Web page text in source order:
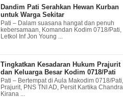
Dandim Pati Serahkan Hewan Kurban
untuk Warga Sekitar
Pati – Dalam suasana hangat dan penuh
kebersamaan, Komandan Kodim 0718/Pati,
Letkol Inf Jon Young ...
Tingkatkan Kesadaran Hukum Prajurit
dan Keluarga Besar Kodim 0718/Pati
Pati – Bertempat di Aula Makodim 0718/Pati,
Prajurit, PNS TNI AD, Persit Kartika Chandra
Kirana ...